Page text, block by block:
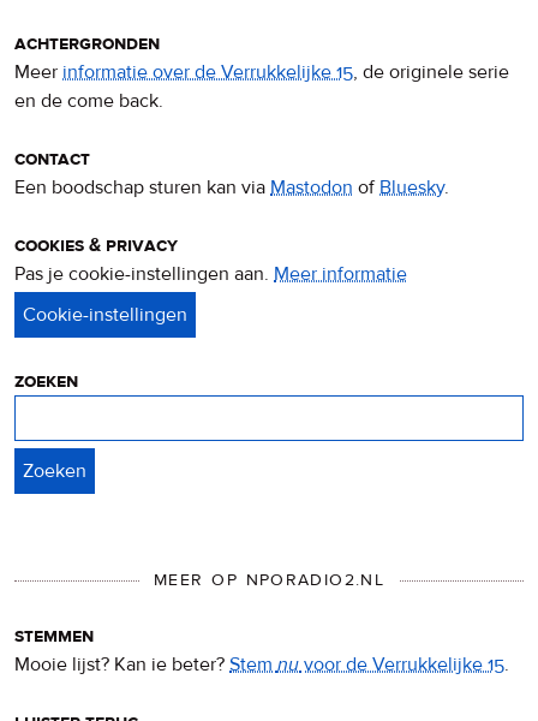
achtergronden
Meer informatie over de Verrukkelijke 15, de originele serie
en de come back.
contact
Een boodschap sturen kan via Mastodon ofBluesky.
cookies & privacy
Pas je cookie-instellingen aan. Meer informatie
zoeken
MEER OP NPORADIO2.NL
stemmen
Mooie lijst? Kan ie beter? Stemnuvoor de Verrukkelijke 15.